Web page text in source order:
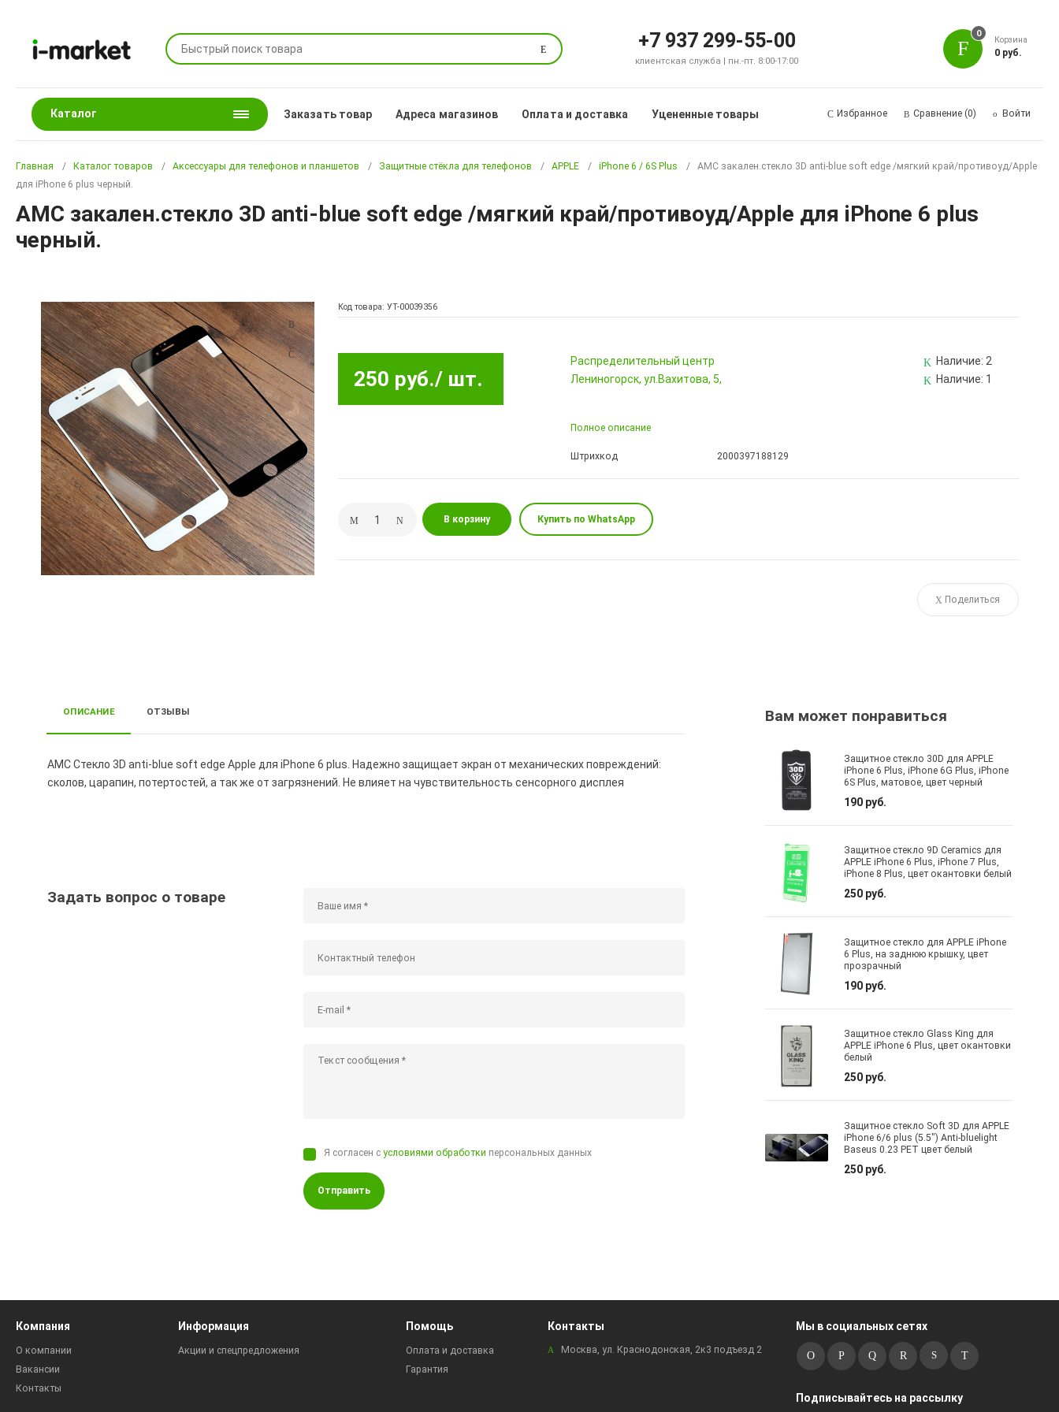
Поиск +7 937 299-55-00
клиентская служба | пн.-пт. 8:00-17:00
0
Корзина
0 руб.
Каталог Заказать товар Адреса магазинов Оплата и доставка Уцененные товары Избранное Сравнение (0) Войти
Главная Каталог товаров Аксессуары для телефонов и планшетов Защитные стёкла для телефонов APPLE iPhone 6 / 6S Plus
AMC закален.cтеклo 3D anti-blue soft edge /мягкий край/противоуд/Apple
для iPhone 6 plus черный.
AMC закален.cтеклo 3D anti-blue soft edge /мягкий край/противоуд/Apple для iPhone 6 plus
черный.
Код товара: УТ-00039356
250 руб./ шт.
Pаспределительный центр Наличие: 2
Лениногорск, ул.Вахитова, 5,
Наличие: 1
Полное описание
Штрихкод 2000397188129
В корзину Купить по WhatsApp
Поделиться
ОПИСАНИЕ ОТЗЫВЫ
AMC Стекло 3D anti-blue soft edge Apple для iPhone 6 plus. Надежно защищает экран от механических повреждений:
сколов, царапин, потертостей, а так же от загрязнений. Не влияет на чувствительность сенсорного дисплея
Задать вопрос о товаре
Я согласен сусловиями обработки персональных данных
Отправить
Вам может понравиться
Защитное стекло 30D для APPLE
iPhone 6 Plus, iPhone 6G Plus, iPhone
6S Plus, матовое, цвет черный
190 руб.
Защитное стекло 9D Ceramics для
APPLE iPhone 6 Plus, iPhone 7 Plus,
iPhone 8 Plus, цвет окантовки белый
250 руб.
Защитное стекло для APPLE iPhone
6 Plus, на заднюю крышку, цвет
прозрачный
190 руб.
Защитное стекло Glass King для
APPLE iPhone 6 Plus, цвет окантовки
белый
250 руб.
Защитное стекло Soft 3D для APPLE
iPhone 6/6 plus (5.5") Anti-bluelight
Baseus 0.23 PET цвет белый
250 руб.
Компания
О компании
Вакансии
Контакты
Информация
Акции и спецпредложения
Помощь
Оплата и доставка
Гарантия
Контакты
Москва, ул. Краснодонская, 2к3 подъезд 2
Мы в социальных сетях
Подписывайтесь на рассылку